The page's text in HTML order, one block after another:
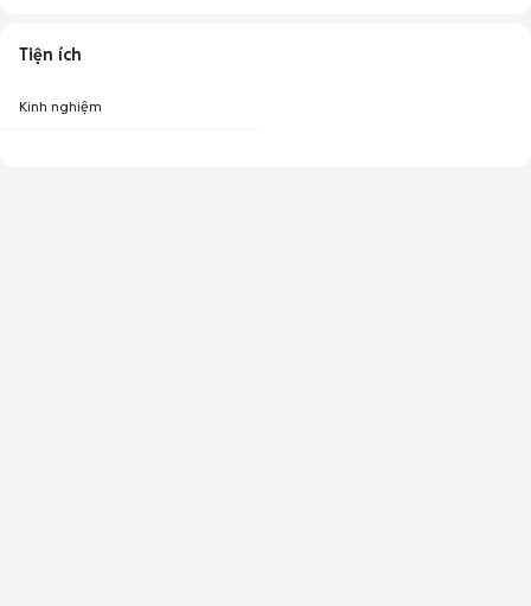
Tiện ích
Kinh nghiệm